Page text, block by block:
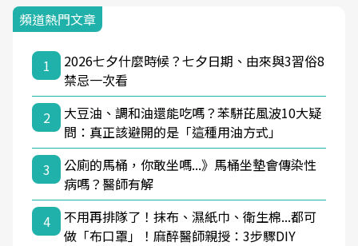
頻道熱門文章
1
2026七夕什麼時候？七夕日期、由來與3習俗8
禁忌一次看
2
大豆油、調和油還能吃嗎？苯駢芘風波10大疑
問：真正該避開的是「這種用油方式」
3
公廁的馬桶，你敢坐嗎...》馬桶坐墊會傳染性
病嗎？醫師有解
4
不用再排隊了！抹布、濕紙巾、衛生棉...都可
做「布口罩」！麻醉醫師親授：3步驟DIY